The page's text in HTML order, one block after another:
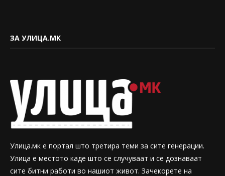
ЗА УЛИЦА.МК
Улица.мк е портал што третира теми за сите генерации.
Улица е местото каде што се случуваат и се дознаваат
сите битни работи во нашиот живот. Зачекорете на